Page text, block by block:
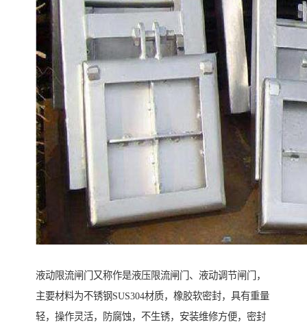
液动限流闸门又称作是液压限流闸门、液动调节闸门，
主要材料为不锈钢SUS304材质，橡胶软密封，具有重量
轻，操作灵活，防腐蚀，不生锈，安装维修方便，密封